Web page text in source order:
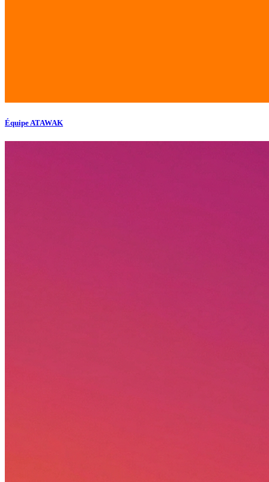
Équipe ATAWAK